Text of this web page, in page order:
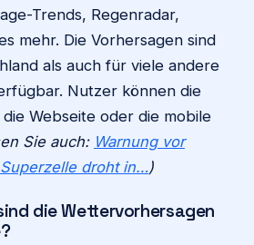
Trends, Regenradar,
mehr. Die Vorhersagen sind
als auch für viele andere
Nutzer können die
Webseite oder die mobile
Sie auch: Warnung vor
droht in…)
die Wettervorhersagen